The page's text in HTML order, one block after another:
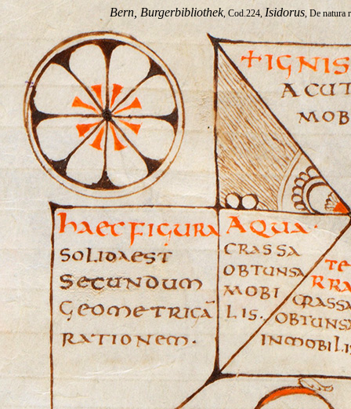
Bern, Burgerbibliothek, Cod.224, Isidorus, De natura